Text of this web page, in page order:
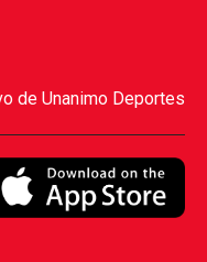
de Unanimo Deportes